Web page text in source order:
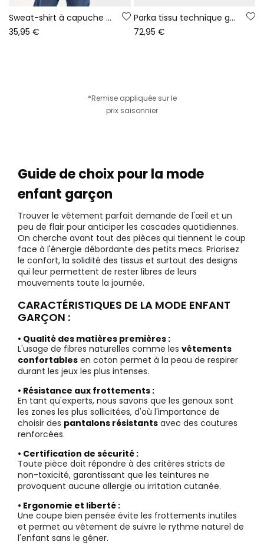
Sweat-shirt à capuche garçon gris chiné Game On
35,95 €
Parka tissu technique garçon bleu réversible imprimée
72,95 €
*Remise appliquée sur le
prix saisonnier
Guide de choix pour la mode
enfant garçon
Trouver le vêtement parfait demande de l'œil et un
peu de flair pour anticiper les cascades quotidiennes.
On cherche avant tout des pièces qui tiennent le coup
face à l'énergie débordante des petits mecs. Priorisez
le confort, la solidité des tissus et surtout des designs
qui leur permettent de rester libres de leurs
mouvements toute la journée.
CARACTÉRISTIQUES DE LA MODE ENFANT
GARÇON :
• Qualité des matières premières :
L'usage de fibres naturelles comme les vêtements
confortables en coton permet à la peau de respirer
durant les jeux les plus intenses.
• Résistance aux frottements :
En tant qu'experts, nous savons que les genoux sont
les zones les plus sollicitées, d'où l'importance de
choisir des pantalons résistants avec des coutures
renforcées.
• Certification de sécurité :
Toute pièce doit répondre à des critères stricts de
non-toxicité, garantissant que les teintures ne
provoquent aucune allergie ou irritation cutanée.
• Ergonomie et liberté :
Une coupe bien pensée évite les frottements inutiles
et permet au vêtement de suivre le rythme naturel de
l'enfant sans le gêner.